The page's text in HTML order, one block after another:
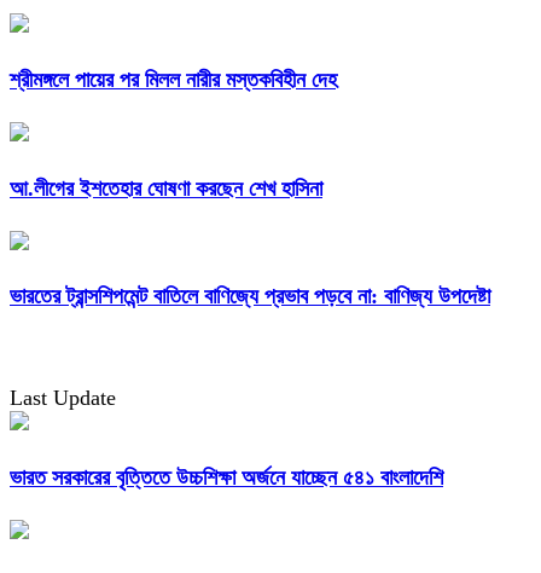
শ্রীমঙ্গলে পায়ের পর মিলল নারীর মস্তকবিহীন দেহ
আ.লীগের ইশতেহার ঘোষণা করছেন শেখ হাসিনা
ভারতের ট্রান্সশিপমেন্ট বাতিলে বাণিজ্যে প্রভাব পড়বে না: বাণিজ্য উপদেষ্টা
Last Update
ভারত সরকারের বৃত্তিতে উচ্চশিক্ষা অর্জনে যাচ্ছেন ৫৪১ বাংলাদেশি